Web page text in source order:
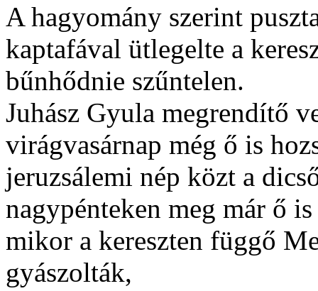
A hagyomány szerint
kaptafával ütlegelte a
bűnhődnie szűntelen.
Juhász Gyula megrendítő
virágvasárnap még ő is
jeruzsálemi nép közt a
nagypénteken meg már ő
mikor a kereszten függő
gyászolták,